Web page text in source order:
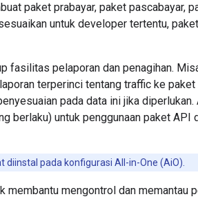
paket prabayar, paket pascabayar,
untuk developer tertentu,
fasilitas pelaporan dan penagihan.
terperinci tentang traffic ke
pada data ini jika
berlaku) untuk penggunaan paket API
diinstal pada konfigurasi All-in-One (AiO).
membantu mengontrol dan memantau